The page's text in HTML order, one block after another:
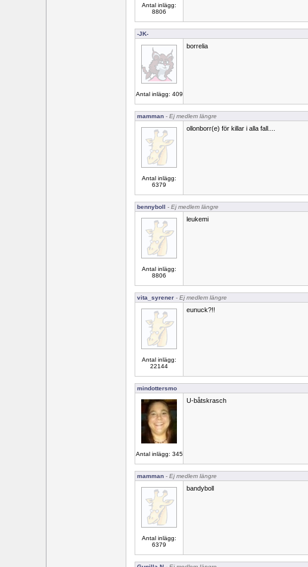
Antal inlägg:
8806
-JK-
Antal inlägg: 409
borrelia
mamman - Ej medlem längre
Antal inlägg:
6379
ollonborr(e) för killar i alla fall....
bennyboll - Ej medlem längre
Antal inlägg:
8806
leukemi
vita_syrener - Ej medlem längre
Antal inlägg:
22144
eunuck?!!
mindottersmo
Antal inlägg: 345
U-båtskrasch
mamman - Ej medlem längre
Antal inlägg:
6379
bandyboll